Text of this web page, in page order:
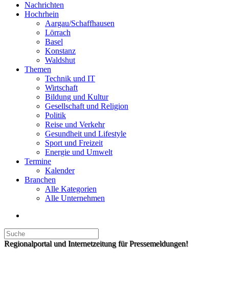
Nachrichten
Hochrhein
Aargau/Schaffhausen
Lörrach
Basel
Konstanz
Waldshut
Themen
Technik und IT
Wirtschaft
Bildung und Kultur
Gesellschaft und Religion
Politik
Reise und Verkehr
Gesundheit und Lifestyle
Sport und Freizeit
Energie und Umwelt
Termine
Kalender
Branchen
Alle Kategorien
Alle Unternehmen
Regionalportal und Internetzeitung für Pressemeldungen!